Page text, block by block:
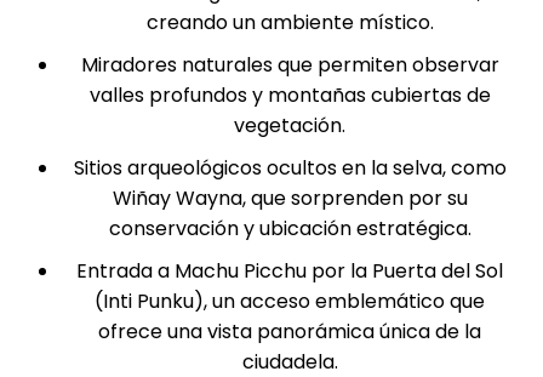
creando un ambiente místico.
Miradores naturales que permiten observar
valles profundos y montañas cubiertas de
vegetación.
Sitios arqueológicos ocultos en la selva, como
Wiñay Wayna, que sorprenden por su
conservación y ubicación estratégica.
Entrada a Machu Picchu por la Puerta del Sol
(Inti Punku), un acceso emblemático que
ofrece una vista panorámica única de la
ciudadela.